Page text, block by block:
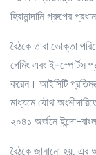
হিরানান্দানি গ্রুপের
বৈঠকে তারা ভোক্তা
গেমিং এবং ই-স্পোর্টস
করেন। আইসিটি
মাধ্যমে যৌথ
২০৪১ অর্জনে ইন্দো-
বৈঠকে জানানো হয়, এর